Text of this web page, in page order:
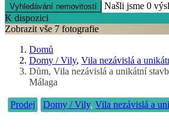
Vyhledávání nemovitostí Našli jsme0
K dispozici
Zobrazit vše 7 fotografie
Domů
Domy / Vily,Vila nezávislá a
Dům, Vila nezávislá a unikátní
Málaga
Prodej Domy / Vily,Vila nezávislá a